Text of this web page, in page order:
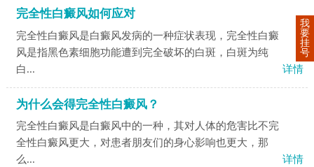
完全性白癜风如何应对
完全性白癜风是白癜风发病的一种症状表现，完全性白癜
风是指黑色素细胞功能遭到完全破坏的白斑，白斑为纯
白...
详情
为什么会得完全性白癜风？
完全性白癜风是白癜风中的一种，其对人体的危害比不完
全性白癜风更大，对患者朋友们的身心影响也更大，那
么...
详情
我
要
挂
号